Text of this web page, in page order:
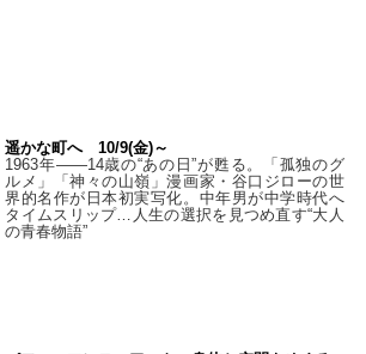
遥かな町へ 10/9(金)～
1963年――14歳の“あの日”が甦る。「孤独のグ
ルメ」「神々の山嶺」漫画家・谷口ジローの世
界的名作が日本初実写化。中年男が中学時代へ
タイムスリップ…人生の選択を見つめ直す“大人
の青春物語”